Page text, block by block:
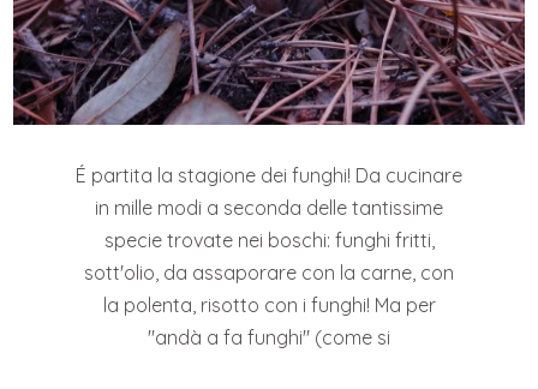
É partita la stagione dei funghi! Da cucinare
in mille modi a seconda delle tantissime
specie trovate nei boschi: funghi fritti,
sott'olio, da assaporare con la carne, con
la polenta, risotto con i funghi! Ma per
"andà a fa funghi" (come si